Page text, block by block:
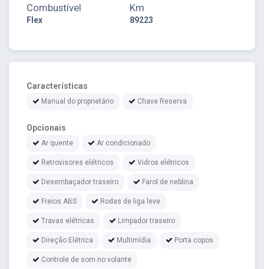
Combustível
Flex
Km
89223
Características
Manual do proprietário Chave Reserva
Opcionais
Ar quente Ar condicionado
Retrovisores elétricos Vidros elétricos
Desembaçador traseiro Farol de neblina
Freios ABS Rodas de liga leve
Travas elétricas Limpador traseiro
Direção Elétrica Multimídia Porta copos
Controle de som no volante